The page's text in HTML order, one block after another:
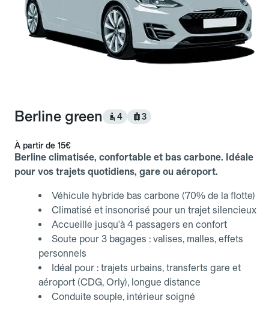
Berline green 4 3
À partir de 15€
Berline climatisée, confortable et bas carbone. Idéale
pour vos trajets quotidiens, gare ou aéroport.
Véhicule hybride bas carbone (70% de la flotte)
Climatisé et insonorisé pour un trajet silencieux
Accueille jusqu'à 4 passagers en confort
Soute pour 3 bagages : valises, malles, effets
personnels
Idéal pour : trajets urbains, transferts gare et
aéroport (CDG, Orly), longue distance
Conduite souple, intérieur soigné